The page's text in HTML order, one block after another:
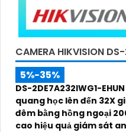
CAMERA HIKVISION
5%-35%
DS-2DE7A232IWG1-
quang học lên đến 32X
đêm bằng hồng ngoại
cao hiệu quả giám sát